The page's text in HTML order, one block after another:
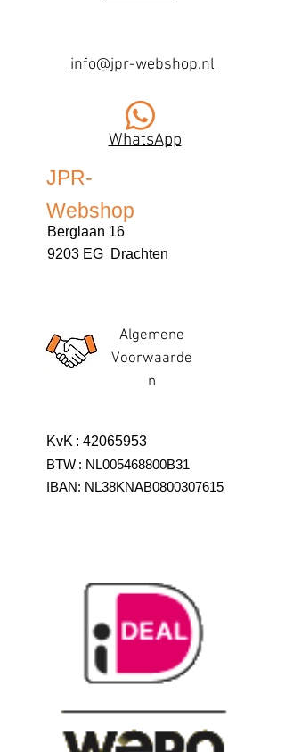
info@jpr-webshop.nl
WhatsApp
JPR-
Webshop
Berglaan 16
9203 EG Drachten
Algemene
Voorwaarde
n
KvK : 42065953
BTW : NL005468800B31
IBAN: NL38KNAB0800307615